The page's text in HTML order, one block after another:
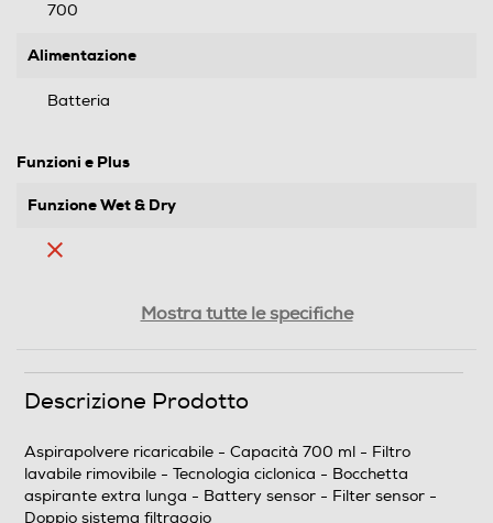
700
Alimentazione
Batteria
Funzioni e Plus
Funzione Wet & Dry
Filtro lavabile rimovibile
Mostra tutte le specifiche
Descrizione Prodotto
Aspirapolvere ricaricabile - Capacità 700 ml - Filtro
lavabile rimovibile - Tecnologia ciclonica - Bocchetta
aspirante extra lunga - Battery sensor - Filter sensor -
Doppio sistema filtraggio